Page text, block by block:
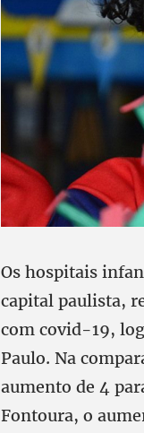
Os hospitais
capital paulista,
com covid-19,
Paulo. Na
aumento de 4
Fontoura, o